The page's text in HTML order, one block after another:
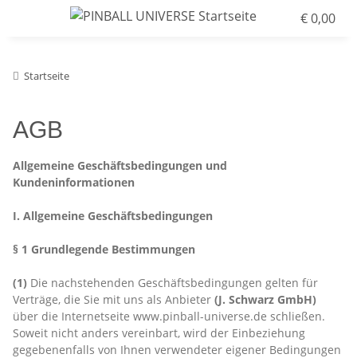
€ 0,00
Startseite
AGB
Allgemeine Geschäftsbedingungen und
Kundeninformationen
I. Allgemeine Geschäftsbedingungen
§ 1 Grundlegende Bestimmungen
(1) Die nachstehenden Geschäftsbedingungen gelten für
Verträge, die Sie mit uns als Anbieter (J. Schwarz GmbH)
über die Internetseite www.pinball-universe.de schließen.
Soweit nicht anders vereinbart, wird der Einbeziehung
gegebenenfalls von Ihnen verwendeter eigener Bedingungen